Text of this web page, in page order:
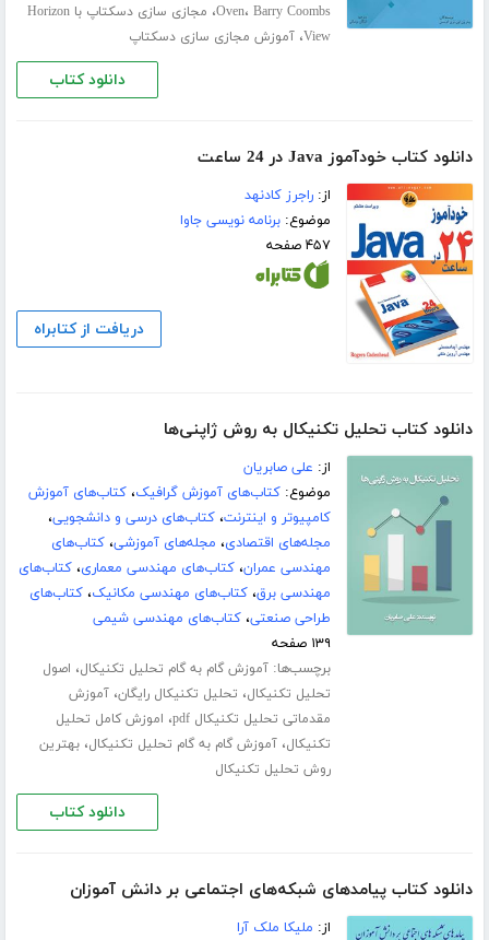
Oven، Barry Coombs ،
مجازی سازی دسکتاپ با Horizon
View،آموزش مجازی سازی دسکتاپ
دانلود کتاب
دانلود کتاب خودآموز Java در 24 ساعت
از:راجرز کادنهد
موضوع:برنامه نویسی جاوا
۴۵۷ صفحه
دریافت از کتابراه
دانلود کتاب تحلیل تکنیکال به روش ژاپنی‌ها
از: علی صابریان
موضوع:کتاب‌های آموزش گرافیک،کتاب‌های آموزش
کامپیوتر و اینترنت،کتاب‌های درسی و دانشجویی،
مجله‌های اقتصادی، مجله‌های آموزشی،کتاب‌های
مهندسی عمران،کتاب‌های مهندسی معماری،کتاب‌های
مهندسی برق،کتاب‌های مهندسی مکانیک،کتاب‌های
طراحی صنعتی،کتاب‌های مهندسی شیمی
۱۳۹ صفحه
برچسب‌ها:آموزش گام به گام تحلیل تکنیکال، اصول
تحلیل تکنیکال، تحلیل تکنیکال رایگان،آموزش
مقدماتی تحلیل تکنیکال pdf
، اموزش کامل تحلیل
تکنیکال،آموزش گام به گام تحلیل تکنیکال،بهترین
روش تحلیل تکنیکال
دانلود کتاب
دانلود کتاب پیامدهای شبکه‌های اجتماعی بر دانش آموزان
از: ملیکا ملک آرا